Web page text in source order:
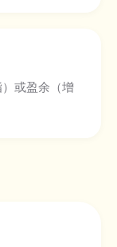
或盈余（增